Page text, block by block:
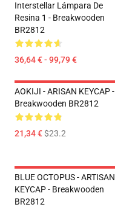
Interstellar Lámpara De
Resina 1 - Breakwooden
BR2812
36,64 € - 99,79 €
AOKIJI - ARISAN KEYCAP -
Breakwooden BR2812
21,34 €$23.2
BLUE OCTOPUS - ARTISAN
KEYCAP - Breakwooden
BR2812